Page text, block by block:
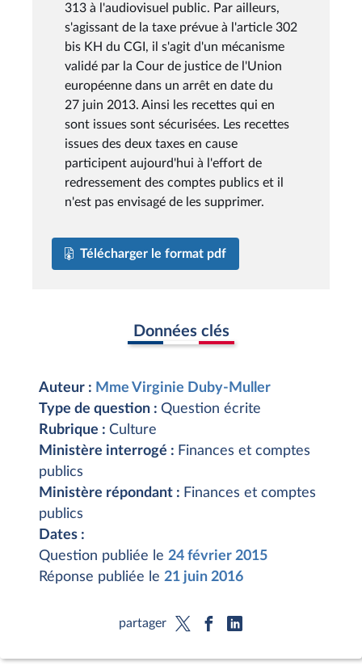
313 à l'audiovisuel public. Par ailleurs,
s'agissant de la taxe prévue à l'article 302
bis KH du CGI, il s'agit d'un mécanisme
validé par la Cour de justice de l'Union
européenne dans un arrêt en date du
27 juin 2013. Ainsi les recettes qui en
sont issues sont sécurisées. Les recettes
issues des deux taxes en cause
participent aujourd'hui à l'effort de
redressement des comptes publics et il
n'est pas envisagé de les supprimer.
Télécharger le format pdf
Données clés
Auteur : Mme Virginie Duby-Muller
Type de question : Question écrite
Rubrique : Culture
Ministère interrogé : Finances et comptes
publics
Ministère répondant : Finances et comptes
publics
Dates :
Question publiée le 24 février 2015
Réponse publiée le 21 juin 2016
partager